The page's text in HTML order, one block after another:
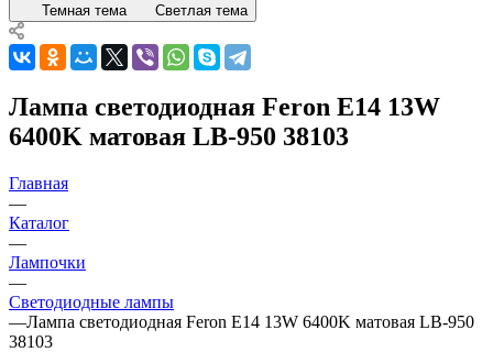
Темная тема Светлая тема
Лампа светодиодная Feron E14 13W
6400K матовая LB-950 38103
Главная
—
Каталог
—
Лампочки
—
Светодиодные лампы
—Лампа светодиодная Feron E14 13W 6400K матовая LB-950
38103